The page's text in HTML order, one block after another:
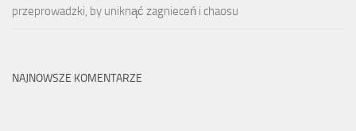
przeprowadzki, by uniknąć zagnieceń i chaosu
NAJNOWSZE KOMENTARZE